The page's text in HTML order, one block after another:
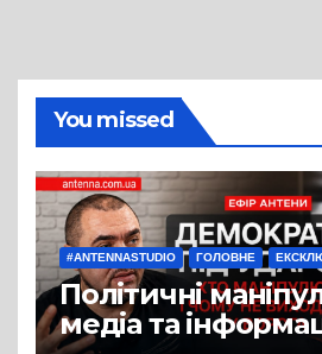
You missed
#ANTENNASTUDIO ГОЛОВНЕ
Політичні
медіа та